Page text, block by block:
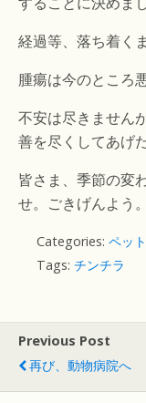
経過等、落ち着く
腫瘍は今のところ
不安は尽きません
善を尽くしてあげ
皆さま、季節の変
せ。ごきげんよう。
Categories: ペット
Tags: チンチラ
Previous Post
再び、動物病院へ